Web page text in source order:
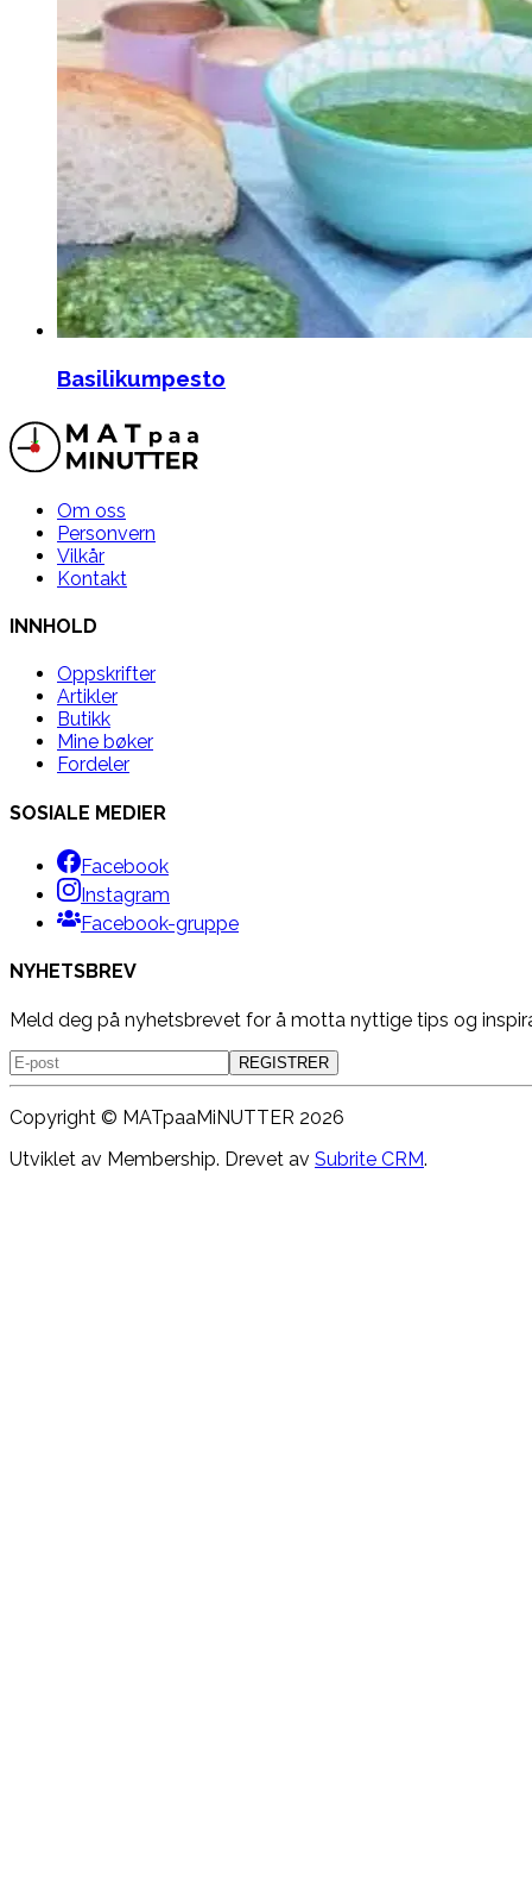
Basilikumpesto
Om oss
Personvern
Vilkår
Kontakt
INNHOLD
Oppskrifter
Artikler
Butikk
Mine bøker
Fordeler
SOSIALE MEDIER
Facebook
Instagram
Facebook-gruppe
NYHETSBREV
Meld deg på nyhetsbrevet for å motta nyttige tips og
REGISTRER
Copyright © MATpaaMiNUTTER 2026
Utviklet av Membership. Drevet av Subrite CRM.